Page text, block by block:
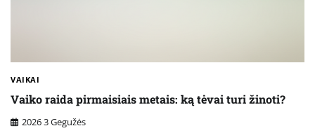
VAIKAI
Vaiko raida pirmaisiais metais: ką tėvai turi žinoti?
2026 3 Gegužės